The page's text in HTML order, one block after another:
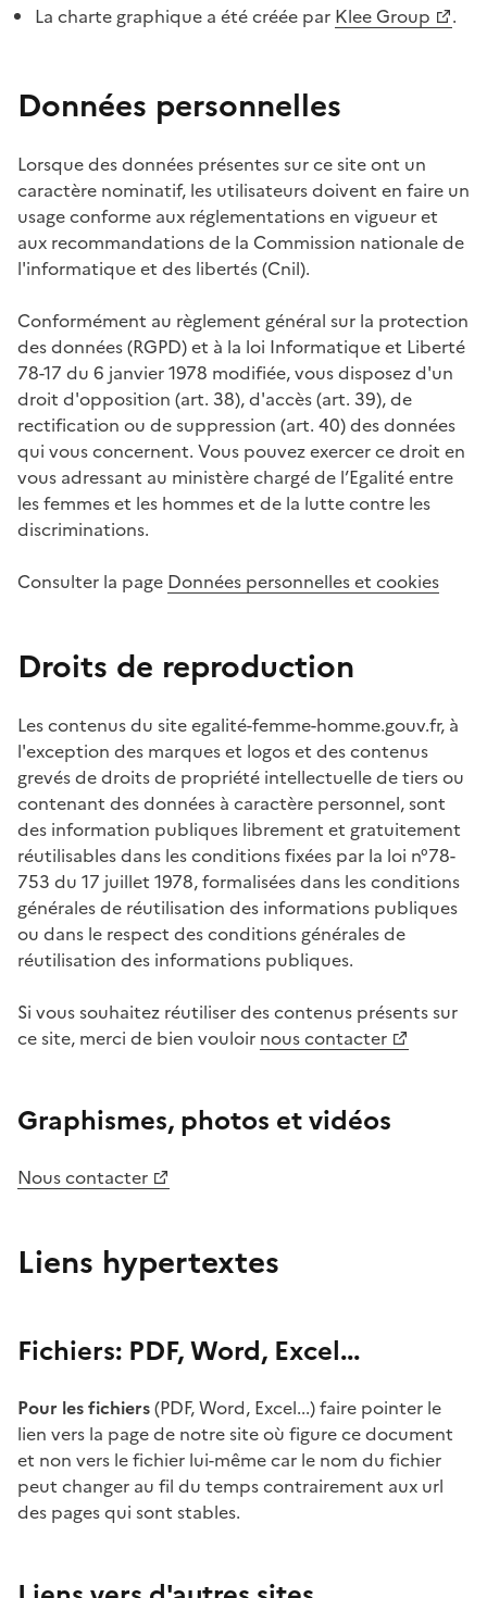
La charte graphique a été créée par Klee Group .
Données personnelles
Lorsque des données présentes sur ce site ont un
caractère nominatif, les utilisateurs doivent en faire un
usage conforme aux réglementations en vigueur et
aux recommandations de la Commission nationale de
l'informatique et des libertés (Cnil).
Conformément au règlement général sur la protection
des données (RGPD) et à la loi Informatique et Liberté
78-17 du 6 janvier 1978 modifiée, vous disposez d'un
droit d'opposition (art. 38), d'accès (art. 39), de
rectification ou de suppression (art. 40) des données
qui vous concernent. Vous pouvez exercer ce droit en
vous adressant au ministère chargé de l’Egalité entre
les femmes et les hommes et de la lutte contre les
discriminations.
Consulter la page Données personnelles et cookies
Droits de reproduction
Les contenus du site egalité-femme-homme.gouv.fr, à
l'exception des marques et logos et des contenus
grevés de droits de propriété intellectuelle de tiers ou
contenant des données à caractère personnel, sont
des information publiques librement et gratuitement
réutilisables dans les conditions fixées par la loi n°78-
753 du 17 juillet 1978, formalisées dans les conditions
générales de réutilisation des informations publiques
ou dans le respect des conditions générales de
réutilisation des informations publiques.
Si vous souhaitez réutiliser des contenus présents sur
ce site, merci de bien vouloir nous contacter
Graphismes, photos et vidéos
Nous contacter
Liens hypertextes
Fichiers: PDF, Word, Excel...
Pour les fichiers(PDF, Word, Excel...) faire pointer le
lien vers la page de notre site où figure ce document
et non vers le fichier lui-même car le nom du fichier
peut changer au fil du temps contrairement aux url
des pages qui sont stables.